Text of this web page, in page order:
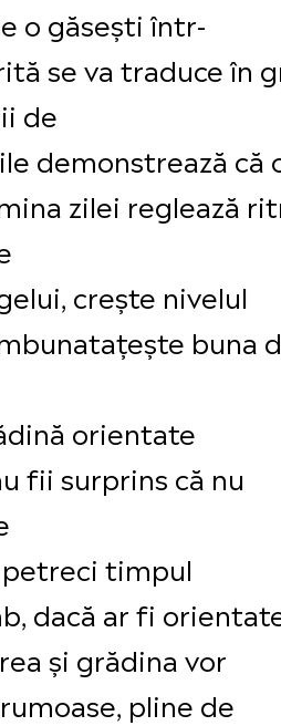
o găsești într-
se va traduce în
de
demonstrează că
zilei reglează
crește nivelul
buna
orientate
fii surprins că nu
timpul
dacă ar fi
și grădina vor
pline de